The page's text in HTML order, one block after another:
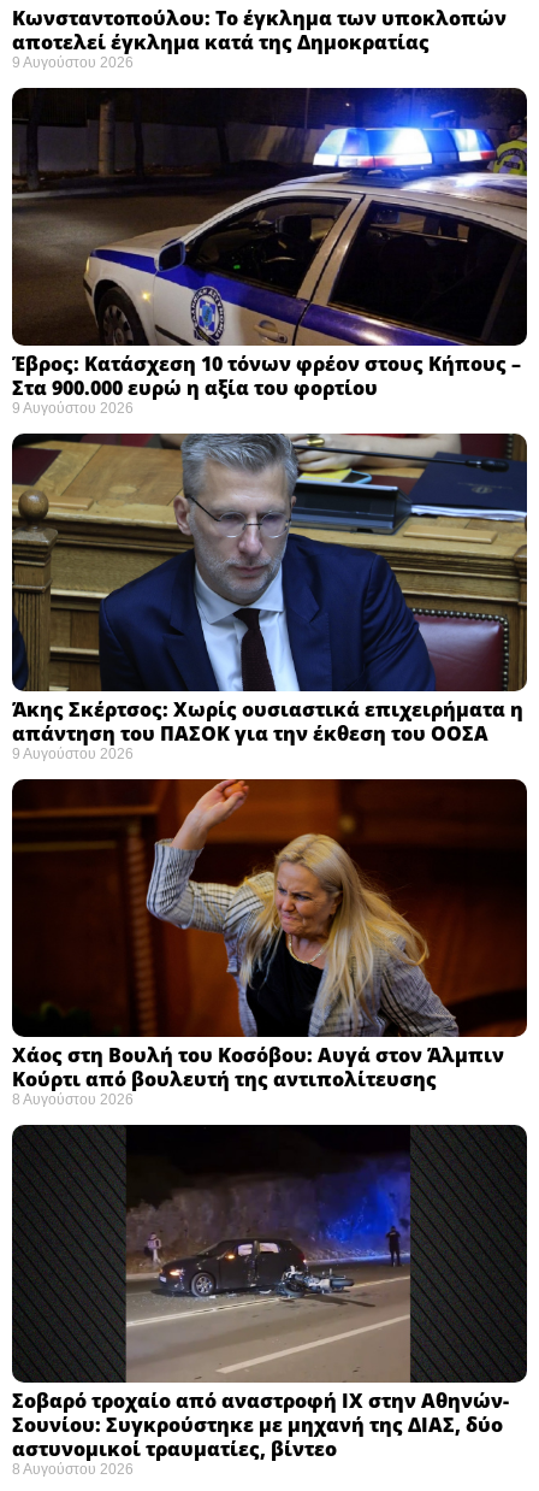
Κωνσταντοπούλου: Το έγκλημα των υποκλοπών
αποτελεί έγκλημα κατά της Δημοκρατίας ​
9 Αυγούστου 2026
Έβρος: Κατάσχεση 10 τόνων φρέον στους Κήπους –
Στα 900.000 ευρώ η αξία του φορτίου ​
9 Αυγούστου 2026
Άκης Σκέρτσος: Χωρίς ουσιαστικά επιχειρήματα η
απάντηση του ΠΑΣΟΚ για την έκθεση του ΟΟΣΑ ​
9 Αυγούστου 2026
Χάος στη Βουλή του Κοσόβου: Αυγά στον Άλμπιν
Κούρτι από βουλευτή της αντιπολίτευσης
8 Αυγούστου 2026
Σοβαρό τροχαίο από αναστροφή ΙΧ στην Αθηνών-
Σουνίου: Συγκρούστηκε με μηχανή της ΔΙΑΣ, δύο
αστυνομικοί τραυματίες, βίντεο
8 Αυγούστου 2026